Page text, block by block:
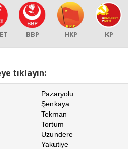
BBP HKP KP
tıklayın:
Pazaryolu
Şenkaya
Tekman
Tortum
Uzundere
Yakutiye